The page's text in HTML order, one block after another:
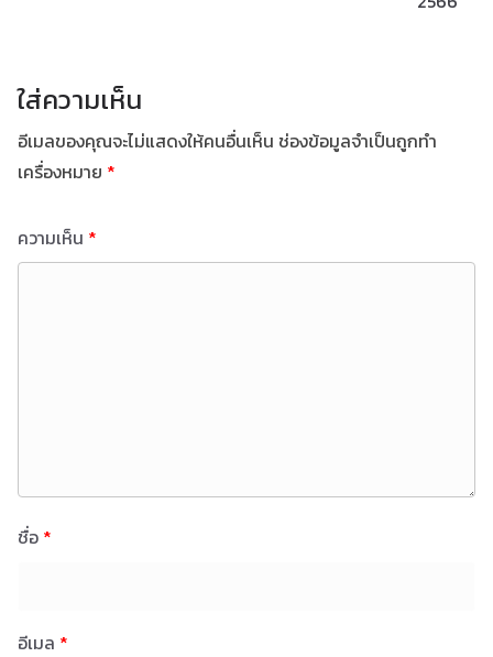
ใส่ความเห็น
อีเมลของคุณจะไม่แสดงให้คนอื่นเห็น ช่องข้อมูลจำเป็นถูกทำ
เครื่องหมาย *
ความเห็น *
ชื่อ *
อีเมล *